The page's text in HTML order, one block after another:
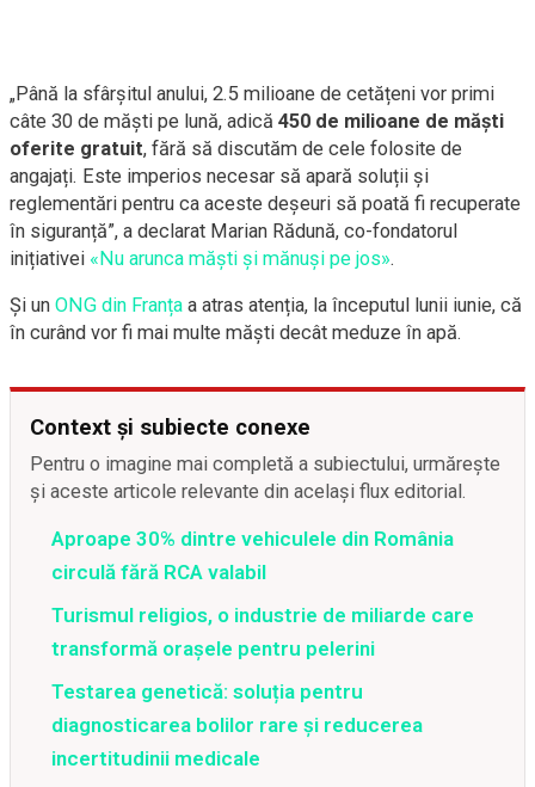
„Până la sfârșitul anului, 2.5 milioane de cetățeni vor primi
câte 30 de măști pe lună, adică 450 de milioane de măști
oferite gratuit, fără să discutăm de cele folosite de
angajați. Este imperios necesar să apară soluții și
reglementări pentru ca aceste deșeuri să poată fi recuperate
în siguranță”, a declarat Marian Rădună, co-fondatorul
inițiativei «Nu arunca măști și mănuși pe jos».
Și un ONG din Franța a atras atenția, la începutul lunii iunie, că
în curând vor fi mai multe măști decât meduze în apă.
Context și subiecte conexe
Pentru o imagine mai completă a subiectului, urmărește
și aceste articole relevante din același flux editorial.
Aproape 30% dintre vehiculele din România
circulă fără RCA valabil
Turismul religios, o industrie de miliarde care
transformă orașele pentru pelerini
Testarea genetică: soluția pentru
diagnosticarea bolilor rare și reducerea
incertitudinii medicale